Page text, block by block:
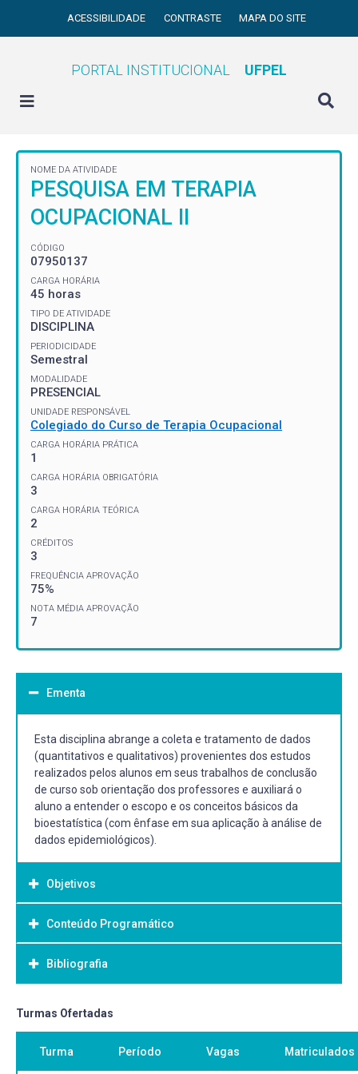
ACESSIBILIDADE CONTRASTE MAPA DO SITE
PORTAL INSTITUCIONAL UFPEL
NOME DA ATIVIDADE
PESQUISA EM TERAPIA
OCUPACIONAL II
CÓDIGO
07950137
CARGA HORÁRIA
45 horas
TIPO DE ATIVIDADE
DISCIPLINA
PERIODICIDADE
Semestral
MODALIDADE
PRESENCIAL
UNIDADE RESPONSÁVEL
Colegiado do Curso de Terapia Ocupacional
CARGA HORÁRIA PRÁTICA
1
CARGA HORÁRIA OBRIGATÓRIA
3
CARGA HORÁRIA TEÓRICA
2
CRÉDITOS
3
FREQUÊNCIA APROVAÇÃO
75%
NOTA MÉDIA APROVAÇÃO
7
Ementa
Esta disciplina abrange a coleta e tratamento de dados
(quantitativos e qualitativos) provenientes dos estudos
realizados pelos alunos em seus trabalhos de conclusão
de curso sob orientação dos professores e auxiliará o
aluno a entender o escopo e os conceitos básicos da
bioestatística (com ênfase em sua aplicação à análise de
dados epidemiológicos).
Objetivos
Objetivo Geral:
Proporcionar ao aluno suporte teórico, orientações e
acompanhamento na estruturação de projeto de
Organizar dados de pesquisa.
Apresentar e exercitar diferentes tipos de análises de
Conteúdo Programático
Bibliografia
Bibliografia Básica:
BAPTISTA, Makilim Nunes. Metodologias pesquisa em
ciências análise quantitativa e qualitativa. 2a ed. Rio de
Janeiro: LTC, 2016. [Recurso online] ISBN 9788521630470.
Turmas Ofertadas
Turma Período Vagas Matriculados